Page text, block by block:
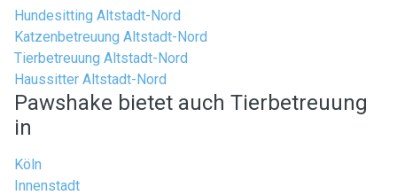
Hundesitting Altstadt-Nord
Katzenbetreuung Altstadt-Nord
Tierbetreuung Altstadt-Nord
Haussitter Altstadt-Nord
Pawshake bietet auch Tierbetreuung
in
Köln
Innenstadt